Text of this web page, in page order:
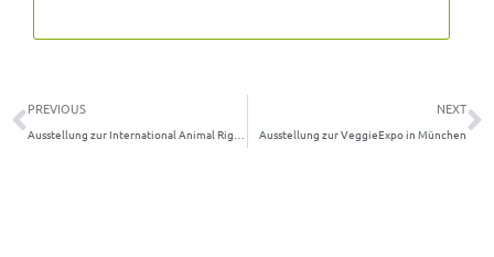
Zurück
PREVIOUS NEXT
Ausstellung zur VeggieExpo in München